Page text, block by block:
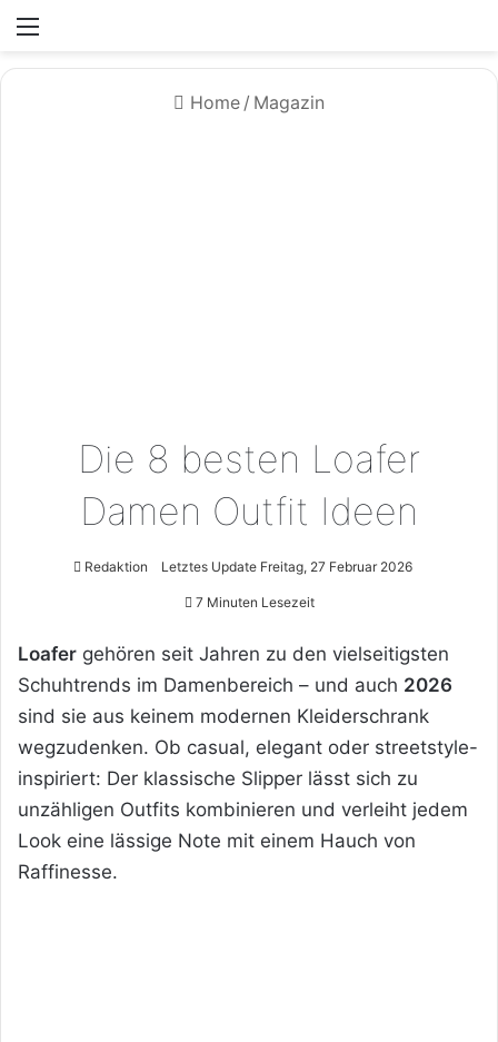
Home / Magazin
Die 8 besten Loafer
Damen Outfit Ideen
Redaktion Letztes Update Freitag, 27 Februar 2026
7 Minuten Lesezeit
Loafer gehören seit Jahren zu den vielseitigsten
Schuhtrends im Damenbereich – und auch 2026
sind sie aus keinem modernen Kleiderschrank
wegzudenken. Ob casual, elegant oder streetstyle-
inspiriert: Der klassische Slipper lässt sich zu
unzähligen Outfits kombinieren und verleiht jedem
Look eine lässige Note mit einem Hauch von
Raffinesse.